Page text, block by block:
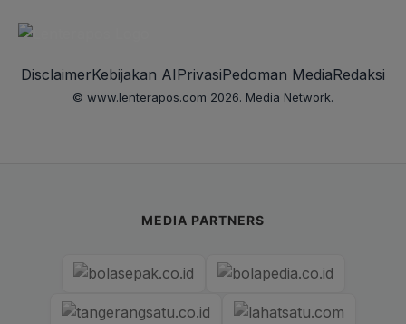
DisclaimerKebijakan AIPrivasiPedoman MediaRedaksi
© www.lenterapos.com 2026. Media Network.
MEDIA PARTNERS